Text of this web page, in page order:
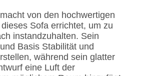
von den hochwertigen
Sofa errichtet, um zu
instandzuhalten. Sein
Basis Stabilität und
während sein glatter
eine Luft der